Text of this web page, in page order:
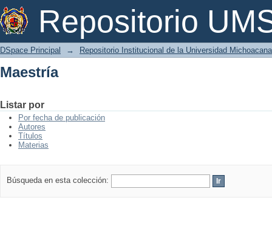
Repositorio
Maestría
DSpace Principal → Repositorio Institucional de la Universidad
Maestría
Listar por
Por fecha de publicación
Autores
Títulos
Materias
Búsqueda en esta colección: